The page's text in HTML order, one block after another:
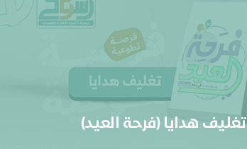
تغليف هدايا (فرحة العيد)
تغليف هدايا (فرحة العيد)
تسجيل